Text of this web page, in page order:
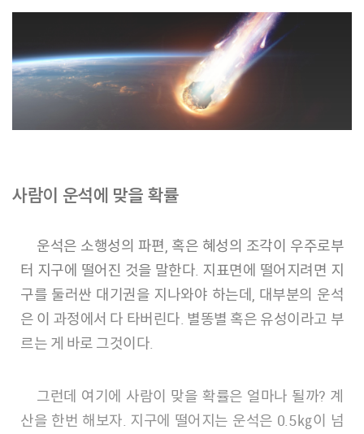
사람이 운석에 맞을 확률
운석은 소행성의 파편, 혹은 혜성의 조각이 우주로부
터 지구에 떨어진 것을 말한다. 지표면에 떨어지려면 지
구를 둘러싼 대기권을 지나와야 하는데, 대부분의 운석
은 이 과정에서 다 타버린다. 별똥별 혹은 유성이라고 부
르는 게 바로 그것이다.
그런데 여기에 사람이 맞을 확률은 얼마나 될까? 계
산을 한번 해보자. 지구에 떨어지는 운석은 0.5㎏이 넘